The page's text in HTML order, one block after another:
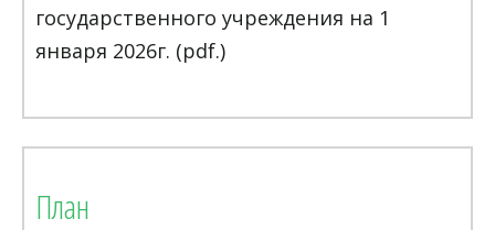
государственного учреждения на 1
января 2026г. (pdf.)
План